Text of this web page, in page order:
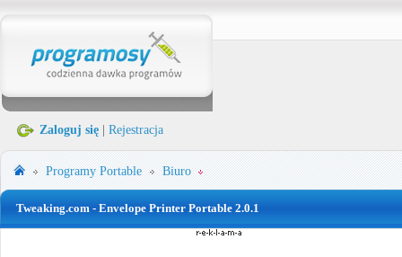
Zaloguj się Rejestracja
Programy Portable Biuro
Tweaking.com - Envelope Printer Portable 2.0.1